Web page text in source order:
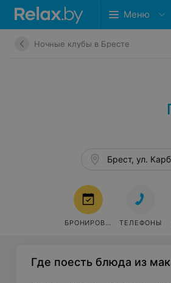
Меню
Ночные клубы в Бресте
Брест, ул.
БРОНИРОВАТЬ ТЕЛЕФОНЫ
Где поесть блюда из